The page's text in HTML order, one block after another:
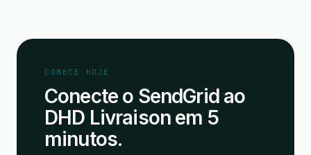
COMECE HOJE
Conecte o SendGrid ao
DHD Livraison em 5
minutos.